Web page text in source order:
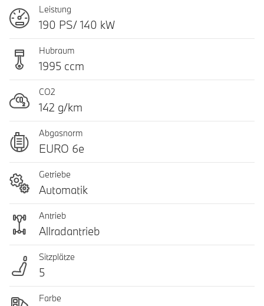
Leistung
190 PS/ 140 kW
Hubraum
1995 ccm
CO2
142 g/km
Abgasnorm
EURO 6e
Getriebe
Automatik
Antrieb
Allradantrieb
Sitzplätze
5
Farbe